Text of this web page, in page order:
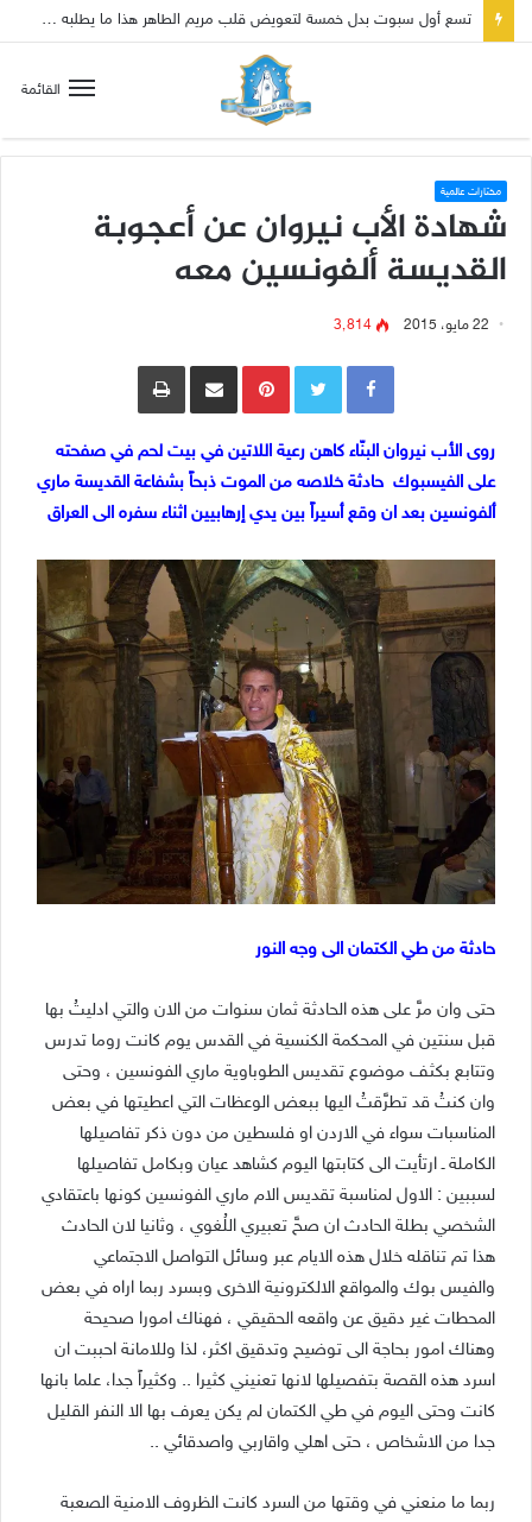
تسع أول سبوت بدل خمسة لتعويض قلب مريم الطاهر هذا ما يطلبه يسوع!
القائمة
مختارات عالمية
شهادة الأب نيروان عن أعجوبة
القديسة ألفونسين معه
22 مايو، 2015 3٬814
Pinterestمشاركة عبر البريد طباعة
روى الأب نيروان البنّاء كاهن رعية اللاتين في بيت لحم في صفحته
على الفيسبوك حادثة خلاصه من الموت ذبحاً بشفاعة القديسة ماري
ألفونسين بعد ان وقع أسيراً بين يدي إرهابيين اثناء سفره الى العراق
حادثة من طي الكتمان الى وجه النور
حتى وان مرَّ على هذه الحادثة ثمان سنوات من الان والتي ادليتُ بها
قبل سنتين في المحكمة الكنسية في القدس يوم كانت روما تدرس
وتتابع بكثف موضوع تقديس الطوباوية ماري الفونسين ، وحتى
وان كنتُ قد تطرَّقتُ اليها ببعض الوعظات التي اعطيتها في بعض
المناسبات سواء في الاردن او فلسطين من دون ذكر تفاصيلها
الكاملة ـ ارتأيت الى كتابتها اليوم كشاهد عيان وبكامل تفاصيلها
لسببين : الاول لمناسبة تقديس الام ماري الفونسين كونها باعتقادي
الشخصي بطلة الحادث ان صحَّ تعبيري اللُغوي ، وثانيا لان الحادث
هذا تم تناقله خلال هذه الايام عبر وسائل التواصل الاجتماعي
والفيس بوك والمواقع الالكترونية الاخرى وبسرد ربما اراه في بعض
المحطات غير دقيق عن واقعه الحقيقي ، فهناك امورا صحيحة
وهناك امور بحاجة الى توضيح وتدقيق اكثر، لذا وللامانة احببت ان
اسرد هذه القصة بتفصيلها لانها تعنيني كثيرا .. وكثيراً جدا، علما بانها
كانت وحتى اليوم في طي الكتمان لم يكن يعرف بها الا النفر القليل
جدا من الاشخاص ، حتى اهلي واقاربي واصدقائي ..
ربما ما منعني في وقتها من السرد كانت الظروف الامنية الصعبة